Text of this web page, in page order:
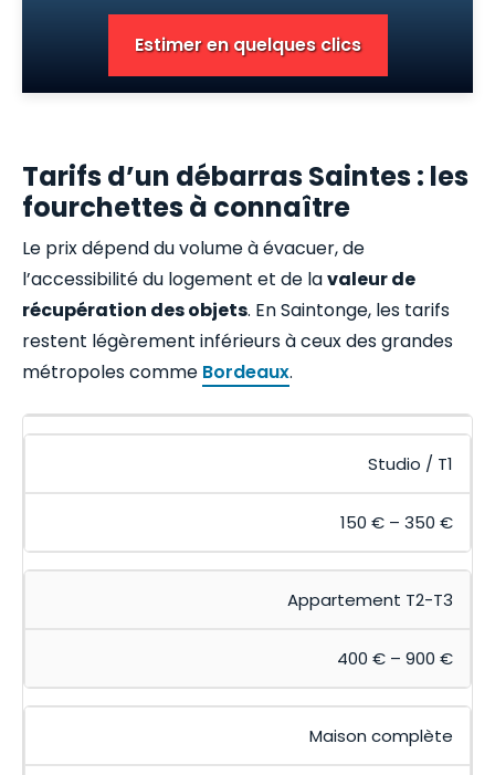
Estimer en quelques clics
Tarifs d’un débarras Saintes : les
fourchettes à connaître
Le prix dépend du volume à évacuer, de
l’accessibilité du logement et de lavaleur de
récupération des objets. En Saintonge, les tarifs
restent légèrement inférieurs à ceux des grandes
métropoles comme Bordeaux.
Studio / T1
150 € – 350 €
Appartement T2-T3
400 € – 900 €
Maison complète